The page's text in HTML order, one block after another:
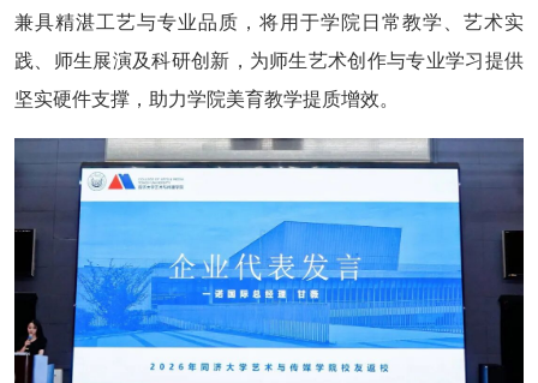
兼具精湛工艺与专业品质，将用于学院日常教学、艺术实
践、师生展演及科研创新，为师生艺术创作与专业学习提供
坚实硬件支撑，助力学院美育教学提质增效。